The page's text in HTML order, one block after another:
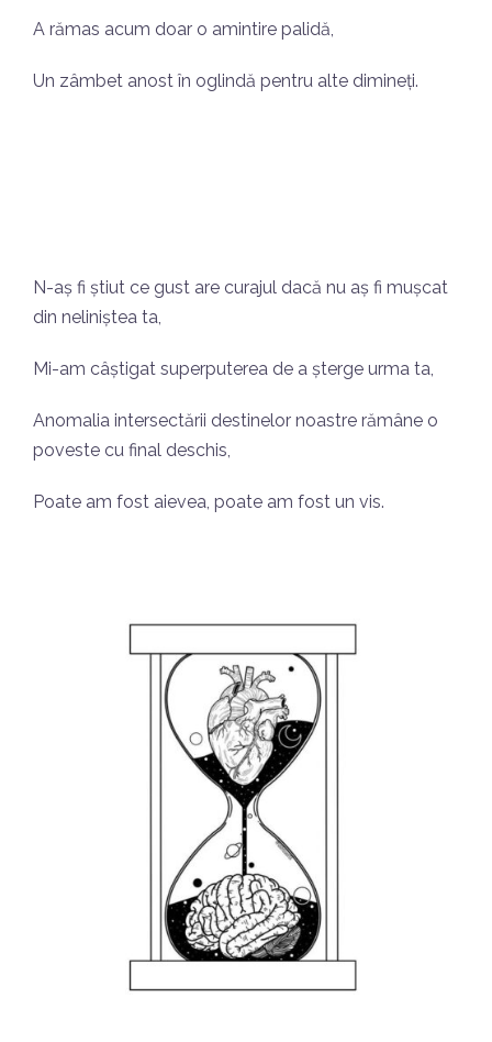
A rămas acum doar o amintire palidă,
Un zâmbet anost în oglindă pentru alte dimineți.
N-aș fi știut ce gust are curajul dacă nu aș fi mușcat
din neliniștea ta,
Mi-am câștigat superputerea de a șterge urma ta,
Anomalia intersectării destinelor noastre rămâne o
poveste cu final deschis,
Poate am fost aievea, poate am fost un vis.